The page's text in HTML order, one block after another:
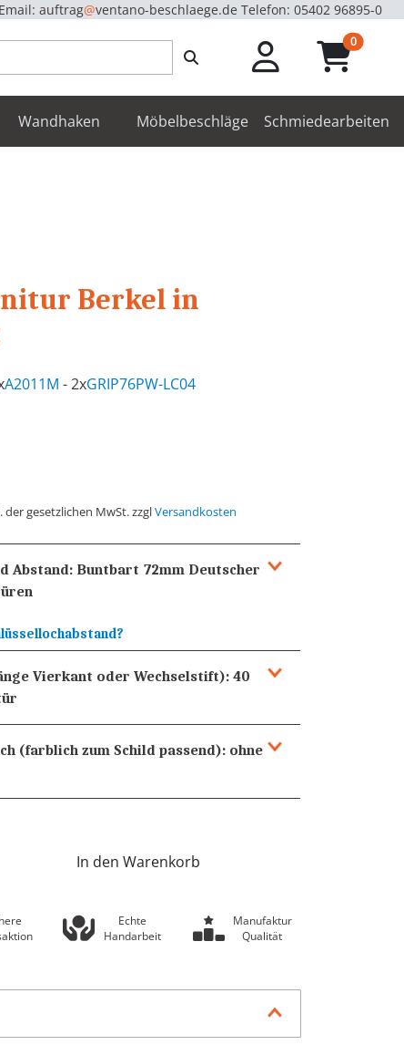
Email: auftrag@ventano-beschlaege.de Telefon: 05402 96895-0
0unread
Wandhaken Möbelbeschläge Schmiedearbeiten
Berkel in
A2011M - 2xGRIP76PW-LC04
der gesetzlichen MwSt. zzglVersandkosten
Abstand: Buntbart 72mm Deutscher
Vierkant oder Wechselstift): 40
(farblich zum Schild passend): ohne
In den Warenkorb
Echte
Handarbeit
Manufaktur
Qualität